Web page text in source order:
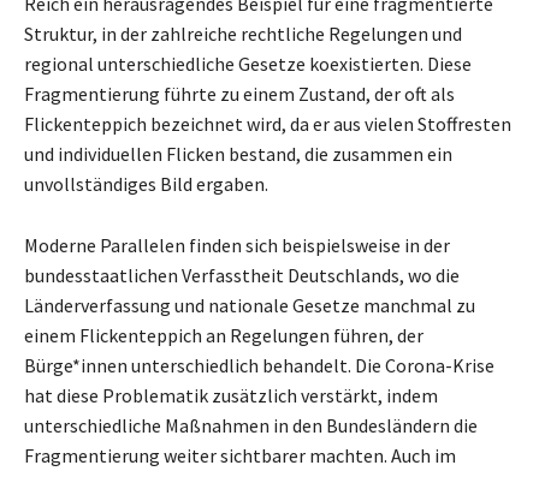
Struktur, in der zahlreiche rechtliche Regelungen und
regional unterschiedliche Gesetze koexistierten. Diese
Fragmentierung führte zu einem Zustand, der oft als
Flickenteppich bezeichnet wird, da er aus vielen Stoffresten
und individuellen Flicken bestand, die zusammen ein
unvollständiges Bild ergaben.
Moderne Parallelen finden sich beispielsweise in der
bundesstaatlichen Verfasstheit Deutschlands, wo die
Länderverfassung und nationale Gesetze manchmal zu
einem Flickenteppich an Regelungen führen, der
Bürge*innen unterschiedlich behandelt. Die Corona-Krise
hat diese Problematik zusätzlich verstärkt, indem
unterschiedliche Maßnahmen in den Bundesländern die
Fragmentierung weiter sichtbarer machten. Auch im